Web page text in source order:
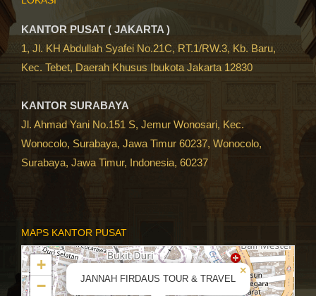
KANTOR PUSAT ( JAKARTA )
1, Jl. KH Abdullah Syafei No.21C, RT.1/RW.3, Kb. Baru,
Kec. Tebet, Daerah Khusus Ibukota Jakarta 12830
KANTOR SURABAYA
Jl. Ahmad Yani No.151 S, Jemur Wonosari, Kec.
Wonocolo, Surabaya, Jawa Timur 60237, Wonocolo,
Surabaya, Jawa Timur, Indonesia, 60237
MAPS KANTOR PUSAT
JANNAH FIRDAUS TOUR & TRAVEL
×
+
−